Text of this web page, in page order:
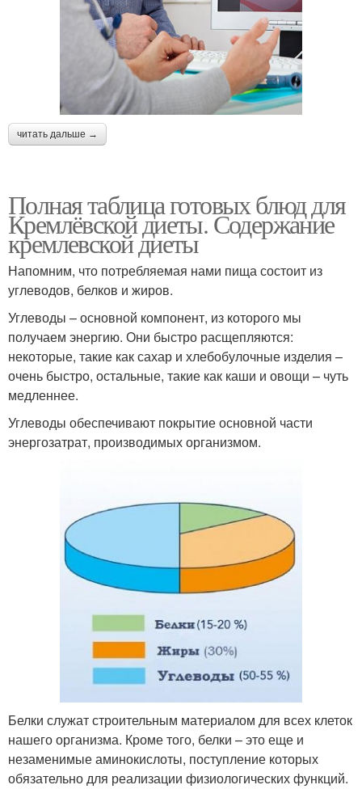
читать дальше →
Полная таблица готовых блюд для
Кремлёвской диеты. Содержание
кремлевской диеты
Напомним, что потребляемая нами пища состоит из
углеводов, белков и жиров.
Углеводы – основной компонент, из которого мы
получаем энергию. Они быстро расщепляются:
некоторые, такие как сахар и хлебобулочные изделия –
очень быстро, остальные, такие как каши и овощи – чуть
медленнее.
Углеводы обеспечивают покрытие основной части
энергозатрат, производимых организмом.
Белки служат строительным материалом для всех клеток
нашего организма. Кроме того, белки – это еще и
незаменимые аминокислоты, поступление которых
обязательно для реализации физиологических функций.